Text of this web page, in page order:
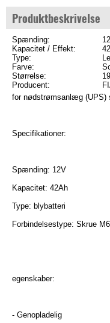
Produktbeskrivelse
Spænding:
Kapacitet / Effekt:
Type:
Farve:
Størrelse:
Producent:
for nødstrømsanlæg (UPS)
Specifikationer:
Spænding: 12V
Kapacitet: 42Ah
Type: blybatteri
Forbindelsestype: Skrue M6
egenskaber:
- Genopladelig